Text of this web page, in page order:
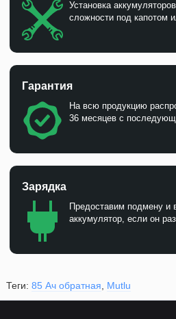
Установка
сложности под капотом
Гарантия
На всю продукцию
36 месяцев с
Зарядка
Предоставим подмену и
аккумулятор, если он
Теги: 85 Ач обратная Mutlu